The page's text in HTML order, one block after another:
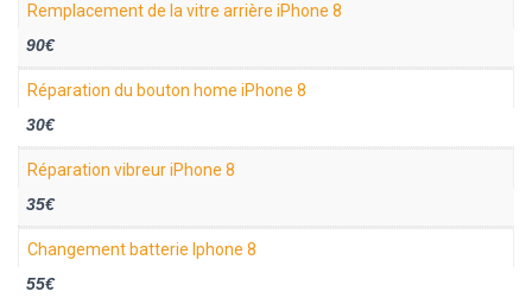
Remplacement de la vitre arrière iPhone 8
90€
Réparation du bouton home iPhone 8
30€
Réparation vibreur iPhone 8
35€
Changement batterie Iphone 8
55€